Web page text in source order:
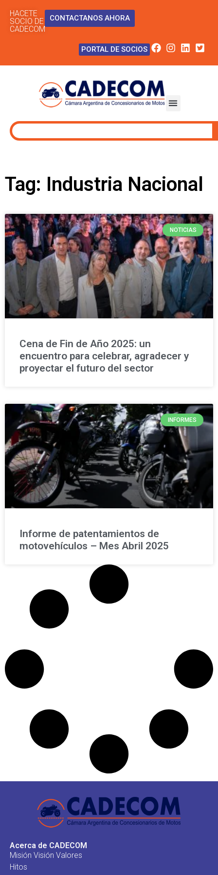
HACETE
SOCIO DE
CADECOM
CONTACTANOS AHORA
PORTAL DE SOCIOS
Tag: Industria Nacional
NOTICIAS
Cena de Fin de Año 2025: un
encuentro para celebrar, agradecer y
proyectar el futuro del sector
INFORMES
Informe de patentamientos de
motovehículos – Mes Abril 2025
Acerca de CADECOM
Misión Visión Valores
Hitos